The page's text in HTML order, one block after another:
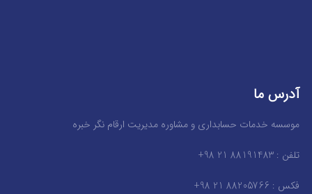
آدرس ما
موسسه خدمات حسابداری و مشاوره مدیریت ارقام نگر خبره
تلفن : 88191483 21 98+
فکس : 88205766 21 98+